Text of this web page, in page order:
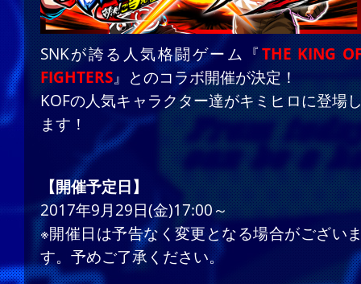
SNKが誇る人気格闘ゲーム『 THE KING
FIGHTERS 』とのコラボ開催が決定！
KOFの人気キャラクター達がキミヒロに登場
ます！
【開催予定日】
2017年9月29日(金)17:00～
※開催日は予告なく変更となる場合がござい
す。予めご了承ください。